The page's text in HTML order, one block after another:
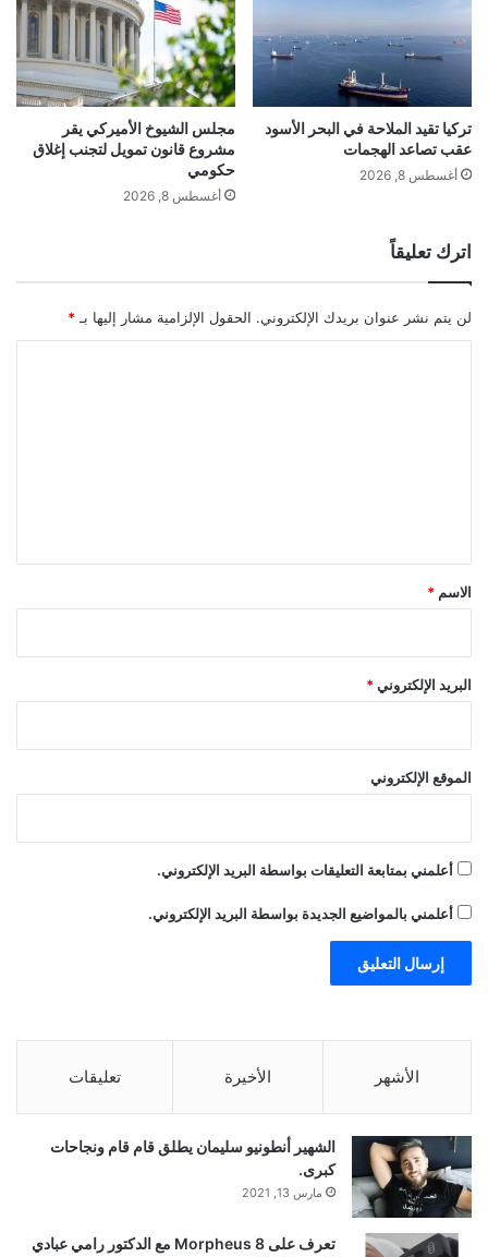
كما يأتي الارتفاع نتيجة بلوغ المداخيل المتأتية
منالنفط
نحو 54 مليار ريال (14.83 مليار
دولار)، وعائدات الغاز الطبيعي المسال قرابة
73.3 مليار ريال (20.13 مليار دولار)، إضافة
ورجح الصندوق الدولي صعود إيرادات قطر إلى
akhabarqatar.com — السيولة المحلية في قطر ترتفع إلى
185 السيولة المحلية ترتفع
قطر
ت
خ
ب
م
ل
ك
م
ا
ل
ز
ح
تركيا تقيد الملاحة في البحر الأسود
عقب تصاعد الهجمات
أغسطس 8, 2026
مجلس الشيوخ الأميركي يقر
مشروع قانون تمويل لتجنب إغلاق
حكومي
أغسطس 8, 2026
اترك تعليقاً
لن يتم نشر عنوان بريدك الإلكتروني. الحقول الإلزامية مشار إليها بـ *
*
الاسم *
البريد الإلكتروني*
الموقع الإلكتروني
أعلمني بمتابعة التعليقات بواسطة البريد الإلكتروني.
أعلمني بالمواضيع الجديدة بواسطة البريد الإلكتروني.
الأشهر الأخيرة تعليقات
الشهير أنطونيو سليمان يطلق قام قام ونجاحات
كبرى.
مارس 13, 2021
تعرف على Morpheus 8 مع الدكتور رامي عبادي